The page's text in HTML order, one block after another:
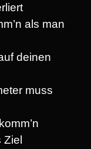
als man
deinen
muss
Ziel